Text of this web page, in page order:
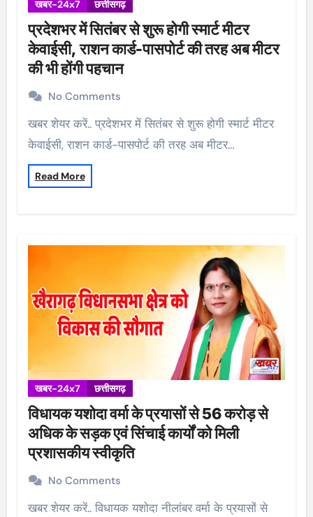
खबर-24x7 छत्तीसगढ़
प्रदेशभर में सितंबर से शुरू होगी स्मार्ट मीटर
केवाईसी, राशन कार्ड-पासपोर्ट की तरह अब मीटर
की भी होंगी पहचान
No Comments
खबर शेयर करें.. प्रदेशभर में सितंबर से शुरू होगी स्मार्ट मीटर
केवाईसी, राशन कार्ड-पासपोर्ट की तरह अब मीटर…
Read More
खबर-24x7 छत्तीसगढ़
विधायक यशोदा वर्मा के प्रयासों से 56 करोड़ से
अधिक के सड़क एवं सिंचाई कार्यों को मिली
प्रशासकीय स्वीकृति
No Comments
खबर शेयर करें.. विधायक यशोदा नीलांबर वर्मा के प्रयासों से